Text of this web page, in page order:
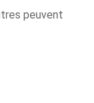
peuvent